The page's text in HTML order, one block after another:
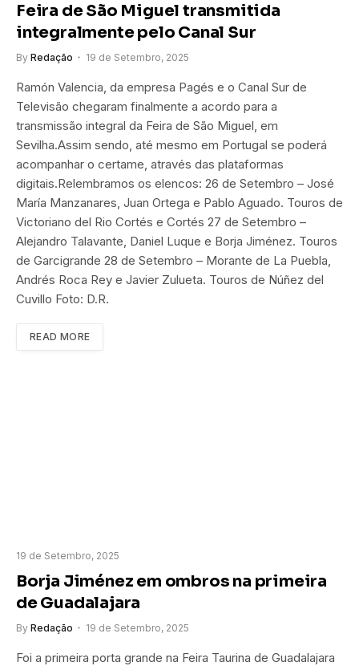
Feira de São Miguel transmitida
integralmente pelo Canal Sur
By Redação 19 de Setembro, 2025
Ramón Valencia, da empresa Pagés e o Canal Sur de
Televisão chegaram finalmente a acordo para a
transmissão integral da Feira de São Miguel, em
Sevilha.Assim sendo, até mesmo em Portugal se poderá
acompanhar o certame, através das plataformas
digitais.Relembramos os elencos: 26 de Setembro – José
María Manzanares, Juan Ortega e Pablo Aguado. Touros de
Victoriano del Rio Cortés e Cortés 27 de Setembro –
Alejandro Talavante, Daniel Luque e Borja Jiménez. Touros
de Garcigrande 28 de Setembro – Morante de La Puebla,
Andrés Roca Rey e Javier Zulueta. Touros de Núñez del
Cuvillo Foto: D.R.
READ MORE
19 de Setembro, 2025
Borja Jiménez em ombros na primeira
de Guadalajara
By Redação 19 de Setembro, 2025
Foi a primeira porta grande na Feira Taurina de Guadalajara